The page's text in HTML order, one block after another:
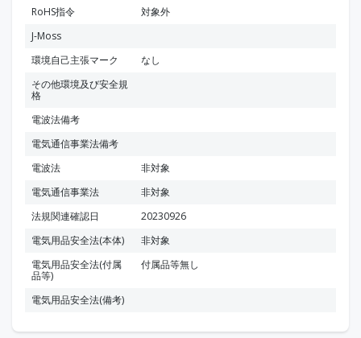
RoHS指令
対象外
J-Moss
環境自己主張マーク
なし
その他環境及び安全規
格
電波法備考
電気通信事業法備考
電波法
非対象
電気通信事業法
非対象
法規関連確認日
20230926
電気用品安全法(本体)
非対象
電気用品安全法(付属
品等)
付属品等無し
電気用品安全法(備考)